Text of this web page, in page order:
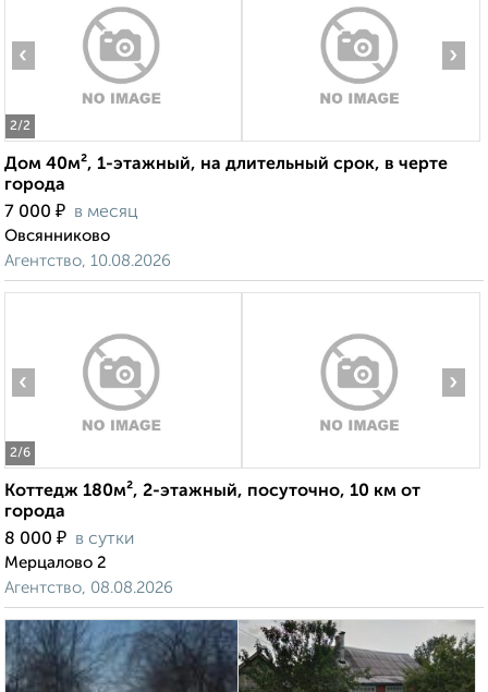
2/2
‹ ›
Дом 40м², 1-этажный, на длительный срок, в черте
города
7 000 ₽ в месяц
Овсянниково
Агентство, 10.08.2026
2/6
‹ ›
Коттедж 180м², 2-этажный, посуточно, 10 км от
города
8 000 ₽ в сутки
Мерцалово 2
Агентство, 08.08.2026